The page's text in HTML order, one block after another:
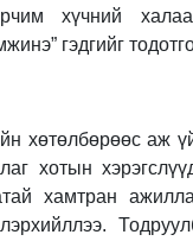
хүчний
гэдгийг
хөтөлбөрөөс аж
хотын
хамтран